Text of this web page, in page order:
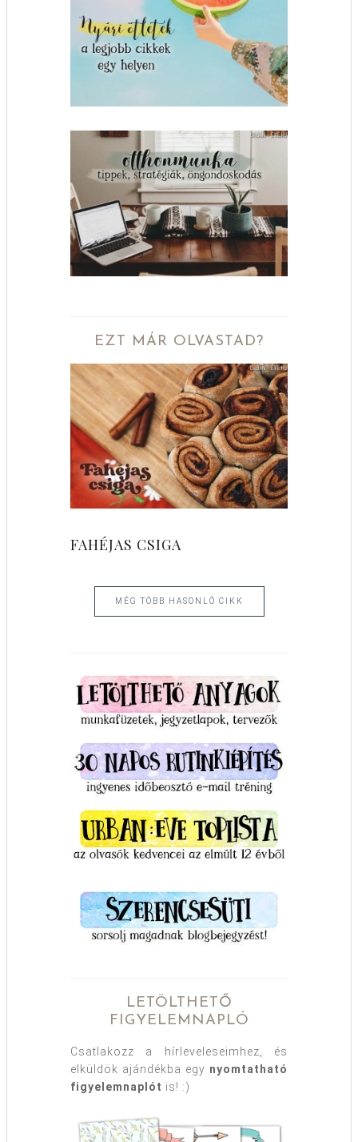
EZT MÁR OLVASTAD?
FAHÉJAS CSIGA
MÉG TÖBB HASONLÓ CIKK
LETÖLTHETŐ
FIGYELEMNAPLÓ
Csatlakozz a hírleveleseimhez, és
elküldök ajándékba egy nyomtatható
figyelemnaplót is! :)